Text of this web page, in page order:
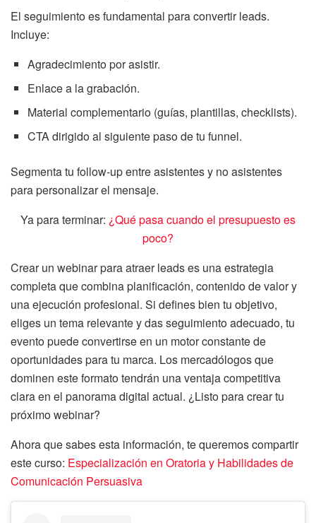
El seguimiento es fundamental para convertir leads.
Incluye:
Agradecimiento por asistir.
Enlace a la grabación.
Material complementario (guías, plantillas, checklists).
CTA dirigido al siguiente paso de tu funnel.
Segmenta tu follow-up entre asistentes y no asistentes
para personalizar el mensaje.
Ya para terminar: ¿Qué pasa cuando el presupuesto es
poco?
Crear un webinar para atraer leads es una estrategia
completa que combina planificación, contenido de valor y
una ejecución profesional. Si defines bien tu objetivo,
eliges un tema relevante y das seguimiento adecuado, tu
evento puede convertirse en un motor constante de
oportunidades para tu marca. Los mercadólogos que
dominen este formato tendrán una ventaja competitiva
clara en el panorama digital actual. ¿Listo para crear tu
próximo webinar?
Ahora que sabes esta información, te queremos compartir
este curso: Especialización en Oratoria y Habilidades de
Comunicación Persuasiva